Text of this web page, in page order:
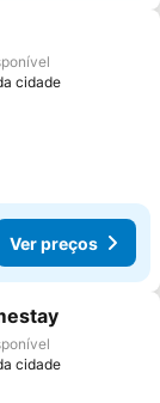
cidade
Ver preços
cidade